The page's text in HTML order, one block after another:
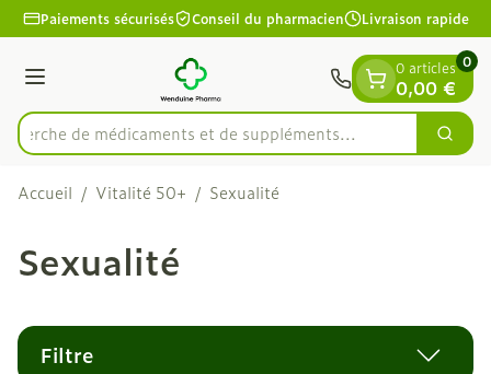
Aller au contenu
1 de 1
Paiements sécurisés Conseil du pharmacien Livraison rapide
Menu
Rechercher
Recherche de médicaments et de supplémen
0 articles
0,00 €
0
Accueil / Vitalité 50+ / Sexualité
Sexualité
Filtre